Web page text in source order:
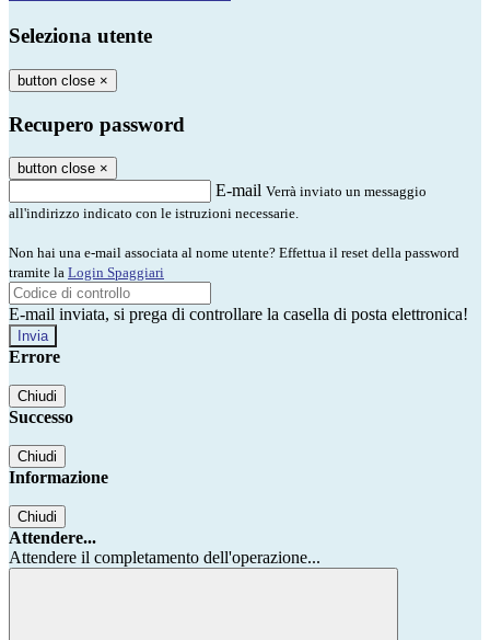
Seleziona utente
button close ×
Recupero password
button close ×
E-mail Verrà inviato un messaggio
all'indirizzo indicato con le istruzioni necessarie.
Non hai una e-mail associata al nome utente? Effettua il reset della password
tramite la Login Spaggiari
E-mail inviata, si prega di controllare la casella di posta elettronica!
Errore
Chiudi
Successo
Chiudi
Informazione
Chiudi
Attendere...
Attendere il completamento dell'operazione...